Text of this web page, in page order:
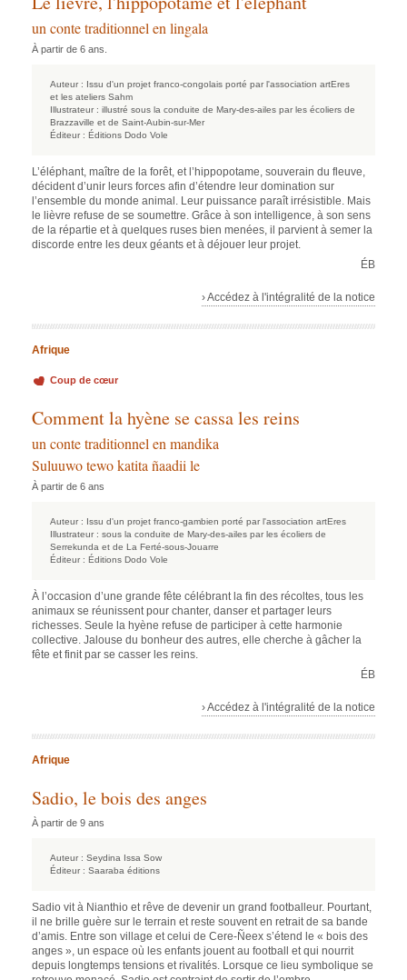
un conte traditionnel en lingala
À partir de 6 ans.
Auteur : Issu d'un projet franco-congolais porté par l'association artEres
et les ateliers Sahm
Illustrateur : illustré sous la conduite de Mary-des-ailes par les écoliers de
Brazzaville et de Saint-Aubin-sur-Mer
Éditeur : Éditions Dodo Vole
L’éléphant, maître de la forêt, et l’hippopotame, souverain du fleuve,
décident d’unir leurs forces afin d’étendre leur domination sur
l’ensemble du monde animal. Leur puissance paraît irrésistible. Mais
le lièvre refuse de se soumettre. Grâce à son intelligence, à son sens
de la répartie et à quelques ruses bien menées, il parvient à semer la
discorde entre les deux géants et à déjouer leur projet.
ÉB
› Accédez à l'intégralité de la notice
Afrique
Coup de cœur
Comment la hyène se cassa les reins
un conte traditionnel en mandika
Suluuwo tewo katita ñaadii le
À partir de 6 ans
Auteur : Issu d'un projet franco-gambien porté par l'association artEres
Illustrateur : sous la conduite de Mary-des-ailes par les écoliers de
Serrekunda et de La Ferté-sous-Jouarre
Éditeur : Éditions Dodo Vole
À l’occasion d’une grande fête célébrant la fin des récoltes, tous les
animaux se réunissent pour chanter, danser et partager leurs
richesses. Seule la hyène refuse de participer à cette harmonie
collective. Jalouse du bonheur des autres, elle cherche à gâcher la
fête et finit par se casser les reins.
ÉB
› Accédez à l'intégralité de la notice
Afrique
Sadio, le bois des anges
À partir de 9 ans
Auteur : Seydina Issa Sow
Éditeur : Saaraba éditions
Sadio vit à Nianthio et rêve de devenir un grand footballeur. Pourtant,
il ne brille guère sur le terrain et reste souvent en retrait de sa bande
d’amis. Entre son village et celui de Cere-Ñeex s’étend le « bois des
anges », un espace où les enfants jouent au football et qui nourrit
depuis longtemps tensions et rivalités. Lorsque ce lieu symbolique se